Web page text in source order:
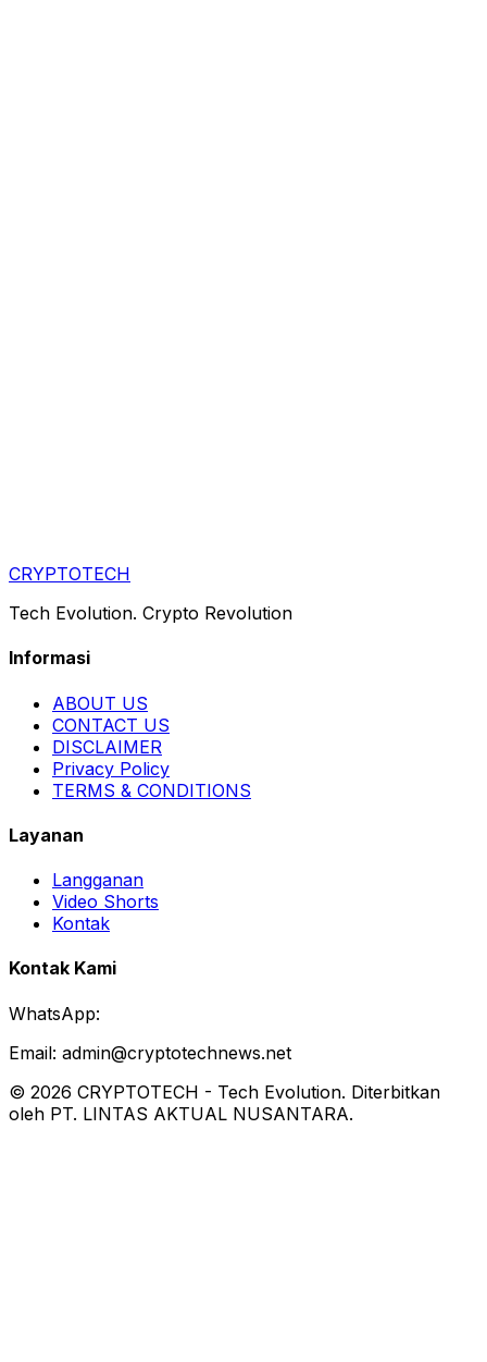
CRYPTOTECH
Tech Evolution. Crypto Revolution
Informasi
ABOUT US
CONTACT US
DISCLAIMER
Privacy Policy
TERMS & CONDITIONS
Layanan
Langganan
Video Shorts
Kontak
Kontak Kami
WhatsApp:
Email: admin@cryptotechnews.net
© 2026 CRYPTOTECH - Tech Evolution. Diterbitkan
oleh PT. LINTAS AKTUAL NUSANTARA.